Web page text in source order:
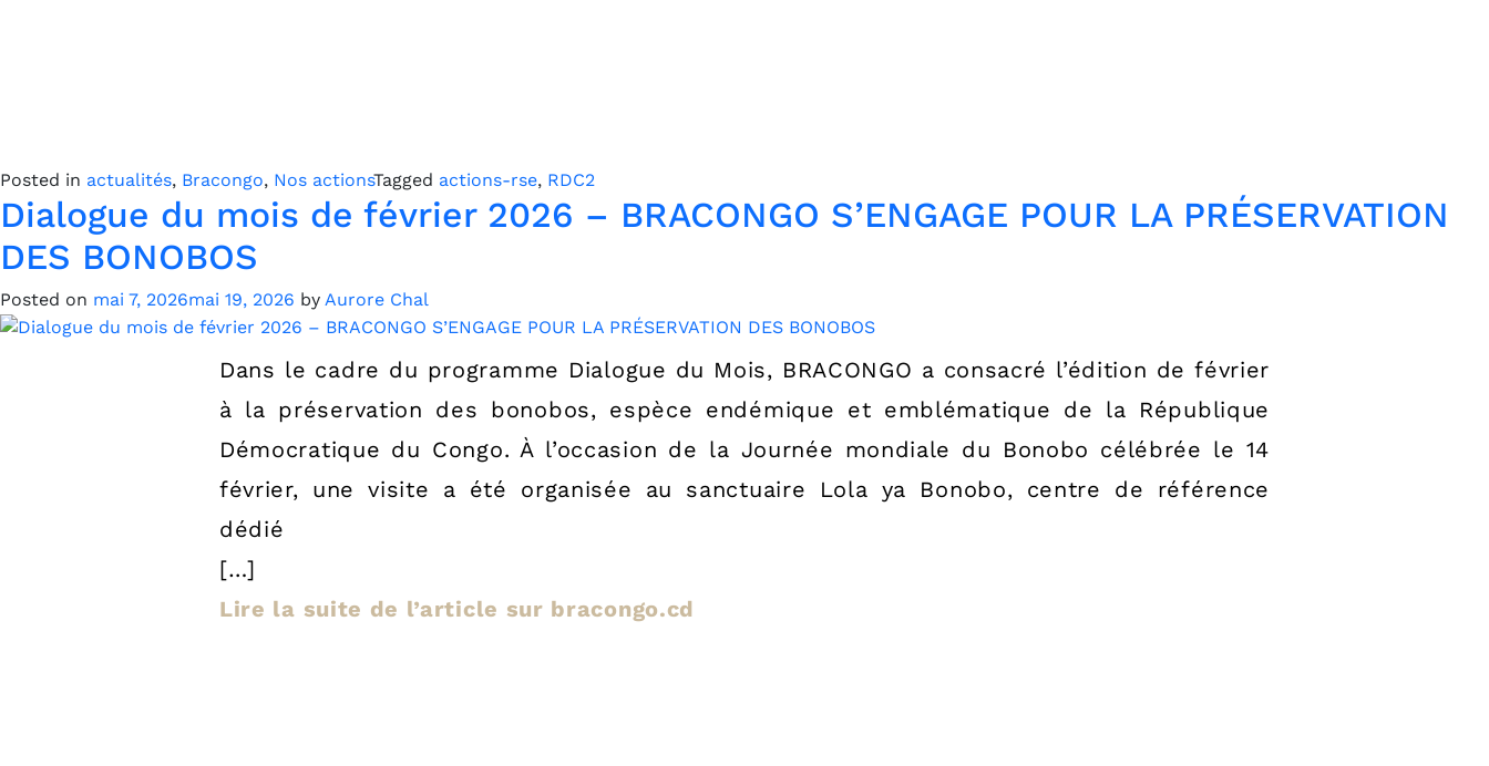
Posted in actualités, Bracongo, Nos actionsTagged actions-rse, RDC2
Dialogue du mois de février 2026 – BRACONGO S’ENGAGE POUR LA PRÉSERVATION
DES BONOBOS
Posted on mai 7, 2026mai 19, 2026 by Aurore Chal
Dans le cadre du programme Dialogue du Mois, BRACONGO a consacré l’édition de février
à la préservation des bonobos, espèce endémique et emblématique de la République
Démocratique du Congo. À l’occasion de la Journée mondiale du Bonobo célébrée le 14
février, une visite a été organisée au sanctuaire Lola ya Bonobo, centre de référence
dédié
[…]
Lire la suite de l’article sur bracongo.cd